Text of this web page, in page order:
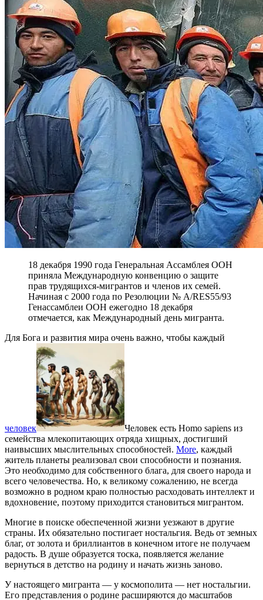
18 декабря 1990 года Генеральная Ассамблея ООН
приняла Международную конвенцию о защите
прав трудящихся-мигрантов и членов их семей.
Начиная с 2000 года по Резолюции № A/RES55/93
Генассамблеи ООН ежегодно 18 декабря
отмечается, как Международный день мигранта.
Для Бога и развития мира очень важно, чтобы каждый
человек
Человек есть Homo sapiens из
семейства млекопитающих отряда хищных, достигший
наивысших мыслительных способностей. More, каждый
житель планеты реализовал свои способности и познания.
Это необходимо для собственного блага, для своего народа и
всего человечества. Но, к великому сожалению, не всегда
возможно в родном краю полностью расходовать интеллект и
вдохновение, поэтому приходится становиться мигрантом.
Многие в поиске обеспеченной жизни уезжают в другие
страны. Их обязательно постигает ностальгия. Ведь от земных
благ, от золота и бриллиантов в конечном итоге не получаем
радость. В душе образуется тоска, появляется желание
вернуться в детство на родину и начать жизнь заново.
У настоящего мигранта — у космополита — нет ностальгии.
Его представления о родине расширяются до масштабов